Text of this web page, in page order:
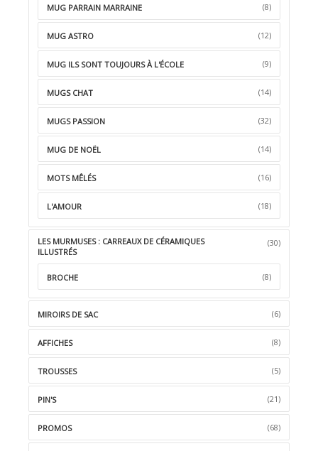
MUG PARRAIN MARRAINE (8)
MUG ASTRO (12)
MUG ILS SONT TOUJOURS À L'ÉCOLE (9)
MUGS CHAT (14)
MUGS PASSION (32)
MUG DE NOËL (14)
MOTS MÊLÉS (16)
L'AMOUR (18)
LES MURMUSES : CARREAUX DE CÉRAMIQUES
ILLUSTRÉS
(30)
BROCHE (8)
MIROIRS DE SAC (6)
AFFICHES (8)
TROUSSES (5)
PIN'S (21)
PROMOS (68)